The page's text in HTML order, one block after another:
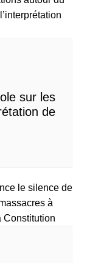
sur les
de